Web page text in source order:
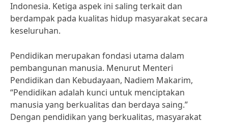
Indonesia. Ketiga aspek ini saling terkait dan
berdampak pada kualitas hidup masyarakat secara
keseluruhan.
Pendidikan merupakan fondasi utama dalam
pembangunan manusia. Menurut Menteri
Pendidikan dan Kebudayaan, Nadiem Makarim,
“Pendidikan adalah kunci untuk menciptakan
manusia yang berkualitas dan berdaya saing.”
Dengan pendidikan yang berkualitas, masyarakat